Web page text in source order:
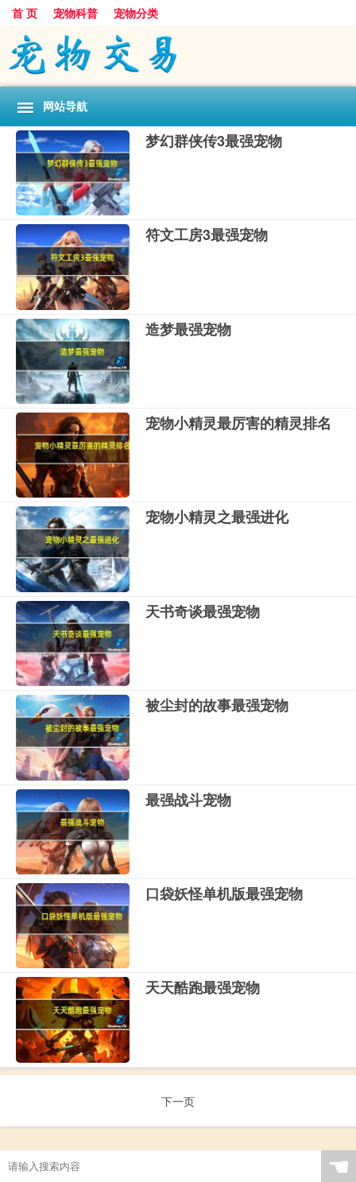
首 页 宠物科普 宠物分类
网站导航
梦幻群侠传3最强宠物
符文工房3最强宠物
造梦最强宠物
宠物小精灵最厉害的精灵排名
宠物小精灵之最强进化
天书奇谈最强宠物
被尘封的故事最强宠物
最强战斗宠物
口袋妖怪单机版最强宠物
天天酷跑最强宠物
下一页
☚